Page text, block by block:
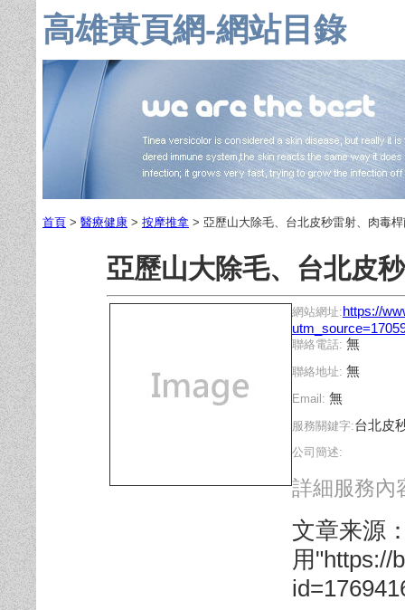
高雄黃頁網-網站目錄
首頁 > 醫療健康 > 按摩推拿 > 亞歷山大除毛、台北皮秒雷射、肉毒
亞歷山大除毛、台北皮
網站網址:https://
聯絡電話: 無
聯絡地址: 無
Email: 無
服務關鍵字:台北皮
公司簡述:
詳細服務內
文章来源
用"https://